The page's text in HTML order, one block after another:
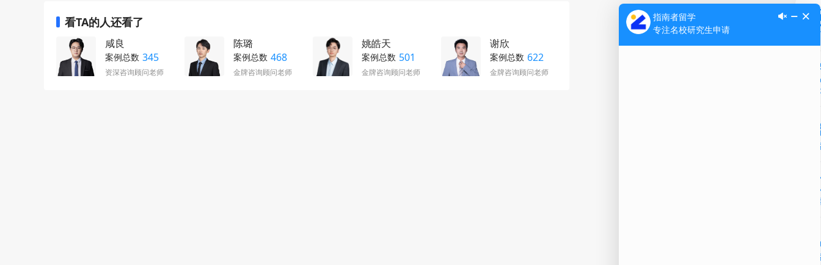
看TA的人还看了
咸良
案例总数 345
资深咨询顾问老师
陈璐
案例总数 468
金牌咨询顾问老师
姚皓天
案例总数 501
金牌咨询顾问老师
谢欣
案例总数 622
金牌咨询顾问老师
公
微
在
电